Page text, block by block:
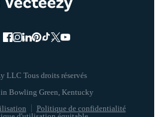
LLC Tous droits réservés
Politique de confidentialité